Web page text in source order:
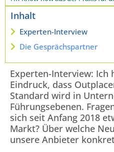
Inhalt
Experten-Interview
Die Gesprächspartner
Experten-Interview: Ich
Eindruck, dass
Standard wird in
Führungsebenen.
sich seit Anfang 2018
Markt? Über welche
unsere Anbieter